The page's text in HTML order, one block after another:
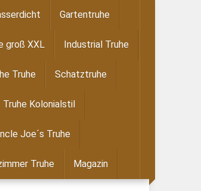
Gartentruhe
groß XXL Industrial Truhe
Truhe Schatztruhe
Truhe Kolonialstil
Joe´s Truhe
Truhe Magazin